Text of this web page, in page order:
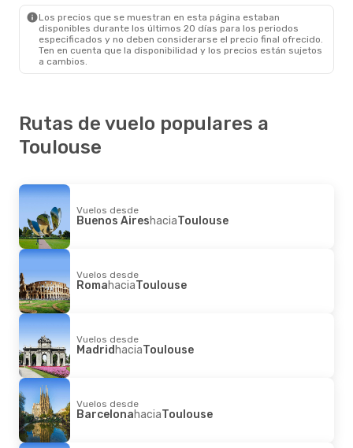
Los precios que se muestran en esta página estaban
disponibles durante los últimos 20 días para los periodos
especificados y no deben considerarse el precio final ofrecido.
Ten en cuenta que la disponibilidad y los precios están sujetos
a cambios.
Rutas de vuelo populares a
Toulouse
Vuelos desde
Buenos AireshaciaToulouse
Vuelos desde
RomahaciaToulouse
Vuelos desde
MadridhaciaToulouse
Vuelos desde
BarcelonahaciaToulouse